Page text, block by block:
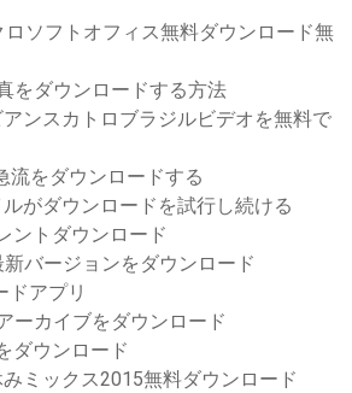
ソフトオフィス無料ダウンロード無
をダウンロードする方法
ンスカトロブラジルビデオを無料で
流をダウンロードする
がダウンロードを試行し続ける
ントダウンロード
新バージョンをダウンロード
ドアプリ
ーカイブをダウンロード
ダウンロード
ミックス2015無料ダウンロード